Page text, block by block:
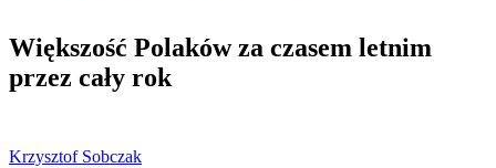
Większość Polaków za czasem letnim
przez cały rok
Krzysztof Sobczak